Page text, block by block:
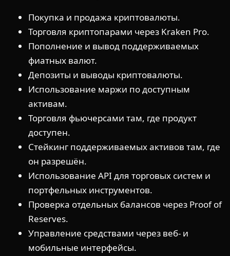
Покупка и продажа криптовалюты.
Торговля криптопарами через Kraken Pro.
Пополнение и вывод поддерживаемых
фиатных валют.
Депозиты и выводы криптовалюты.
Использование маржи по доступным
активам.
Торговля фьючерсами там, где продукт
доступен.
Стейкинг поддерживаемых активов там, где
он разрешён.
Использование API для торговых систем и
портфельных инструментов.
Проверка отдельных балансов через Proof of
Reserves.
Управление средствами через веб- и
мобильные интерфейсы.